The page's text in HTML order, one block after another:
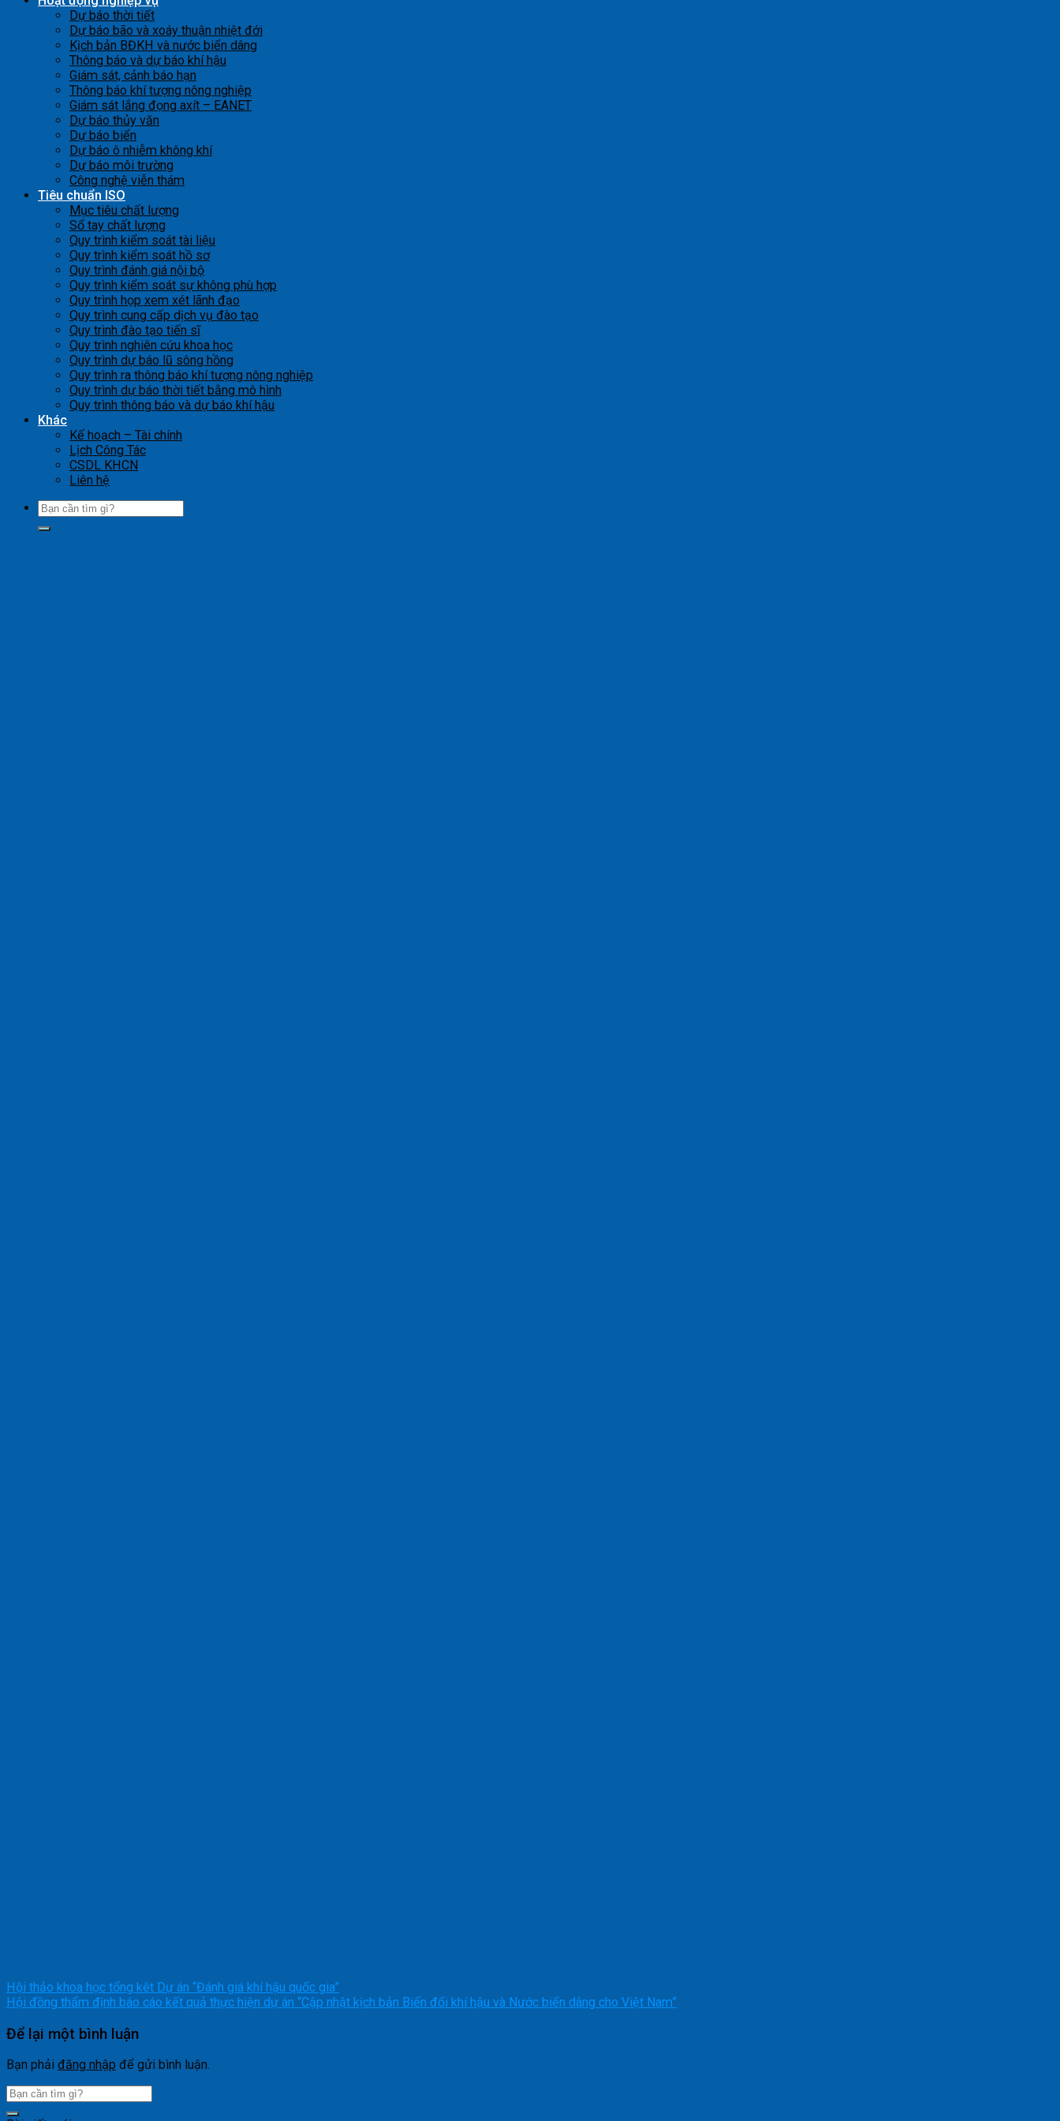
Dự báo thời tiết
Dự báo bão và xoáy thuận nhiệt đới
Kịch bản BĐKH và nước biển dâng
Thông báo và dự báo khí hậu
Giám sát, cảnh báo hạn
Thông báo khí tượng nông nghiệp
Giám sát lắng đọng axít – EANET
Dự báo thủy văn
Dự báo biển
Dự báo ô nhiễm không khí
Dự báo môi trường
Công nghệ viễn thám
Tiêu chuẩn ISO
Mục tiêu chất lượng
Sổ tay chất lượng
Quy trình kiểm soát tài liệu
Quy trình kiểm soát hồ sơ
Quy trình đánh giá nội bộ
Quy trình kiểm soát sự không phù hợp
Quy trình họp xem xét lãnh đạo
Quy trình cung cấp dịch vụ đào tạo
Quy trình đào tạo tiến sĩ
Quy trình nghiên cứu khoa học
Quy trình dự báo lũ sông hồng
Quy trình ra thông báo khí tượng nông nghiệp
Quy trình dự báo thời tiết bằng mô hình
Quy trình thông báo và dự báo khí hậu
Khác
Kế hoạch – Tài chính
Lịch Công Tác
CSDL KHCN
Liên hệ
Hội thảo khoa học tổng kêt Dự án “Đánh giá khí hậu quốc gia”
Hội đồng thẩm định báo cáo kết quả thực hiện dự án “Cập nhật kịch bản Biến đổi khí hậu và Nước biển dâng cho Việt Nam”
Để lại một bình luận
Bạn phải đăng nhập để gửi bình luận.